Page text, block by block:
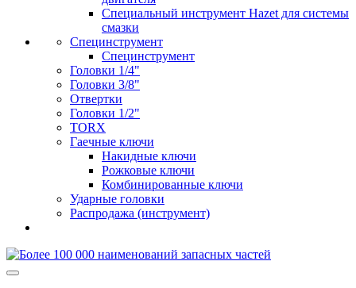
Специальный инструмент Hazet для системы
смазки
Специнструмент
Специнструмент
Головки 1/4"
Головки 3/8"
Отвертки
Головки 1/2"
TORX
Гаечные ключи
Накидные ключи
Рожковые ключи
Комбинированные ключи
Ударные головки
Распродажа (инструмент)